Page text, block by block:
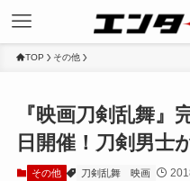
TOP その他
『映画刀剣乱舞』
日開催！刀剣男士
その他 刀剣乱舞 映画